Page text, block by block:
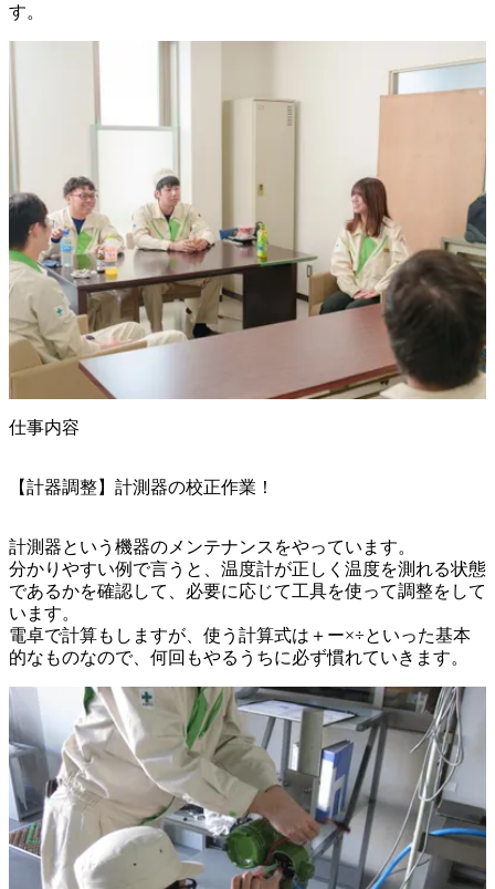
す。
仕事内容
【計器調整】計測器の校正作業！
計測器という機器のメンテナンスをやっています。
分かりやすい例で言うと、温度計が正しく温度を測れる状態
であるかを確認して、必要に応じて工具を使って調整をして
います。
電卓で計算もしますが、使う計算式は＋ー×÷といった基本
的なものなので、何回もやるうちに必ず慣れていきます。